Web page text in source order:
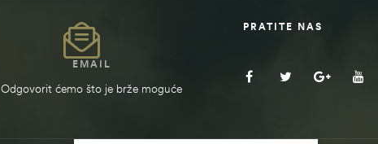
EMAIL
Odgovorit ćemo što je brže moguće
PRATITE NAS